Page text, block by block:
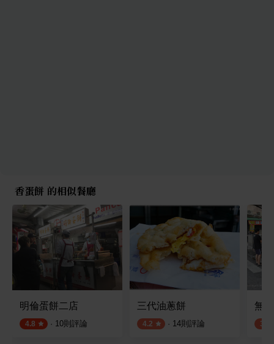
香蛋餅 的相似餐廳
明倫蛋餅二店
4.8 · 10則評論
三代油蔥餅
4.2 · 14則評論
無
3.5